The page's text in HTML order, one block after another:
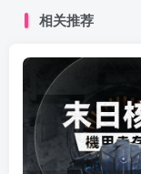
相关推荐